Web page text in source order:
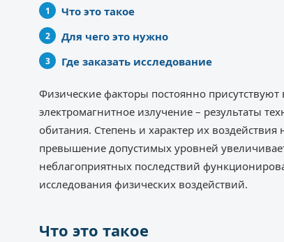
Что это такое
Для чего это нужно
Где заказать исследование
Физические факторы постоянно
электромагнитное излучение – результаты
обитания. Степень и характер их
превышение допустимых уровней
неблагоприятных последствий
исследования физических воздействий.
Что это такое